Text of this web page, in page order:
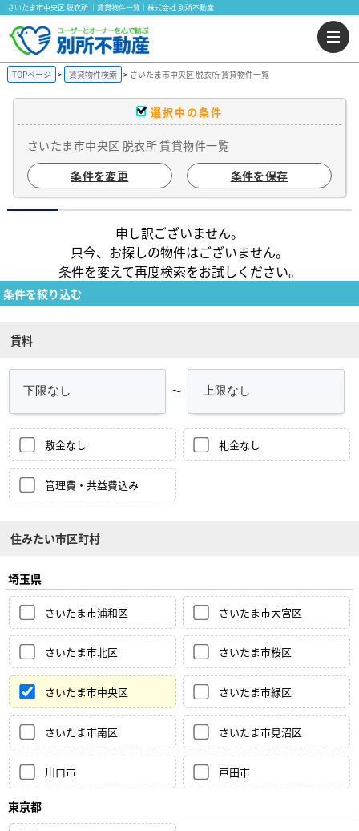
さいたま市中央区 脱衣所 ｜賃貸物件一覧｜株式会社 別所不動産
TOPページ 賃貸物件検索 さいたま市中央区 脱衣所 賃貸物件一覧
選択中の条件
さいたま市中央区 脱衣所 賃貸物件一覧
条件を変更
条件を保存
申し訳ございません。
只今、お探しの物件はございません。
条件を変えて再度検索をお試しください。
条件を絞り込む
賃料
～
敷金なし 礼金なし
管理費・共益費込み
住みたい市区町村
埼玉県
さいたま市浦和区 さいたま市大宮区
さいたま市北区 さいたま市桜区
さいたま市中央区 さいたま市緑区
さいたま市南区 さいたま市見沼区
川口市 戸田市
東京都